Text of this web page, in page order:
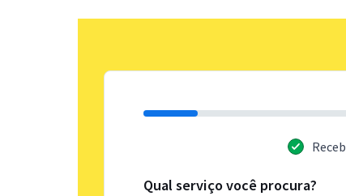
Qual serviço você procura?